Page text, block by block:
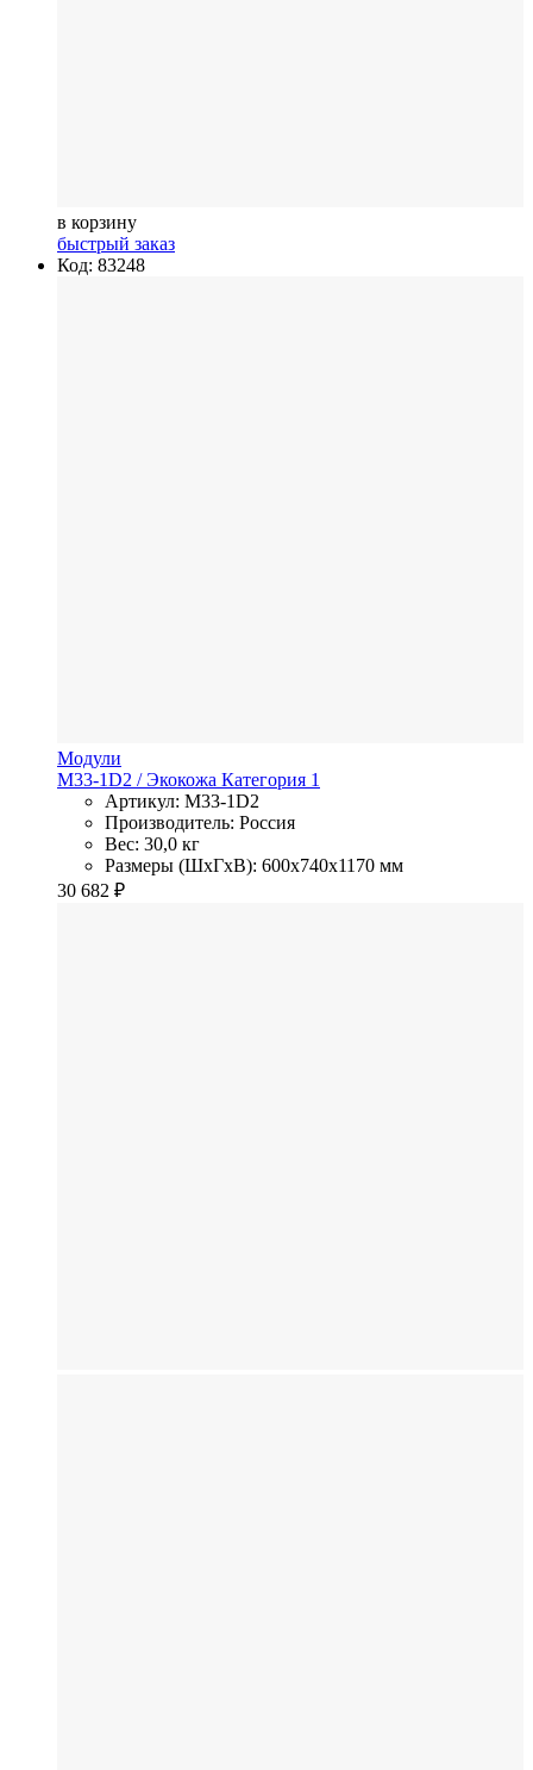
в корзину
быстрый заказ
Код: 83248
Модули
M33-1D2 / Экокожа Категория 1
Артикул: M33-1D2
Производитель: Россия
Вес: 30,0 кг
Размеры (ШхГхВ): 600x740x1170 мм
30 682 ₽